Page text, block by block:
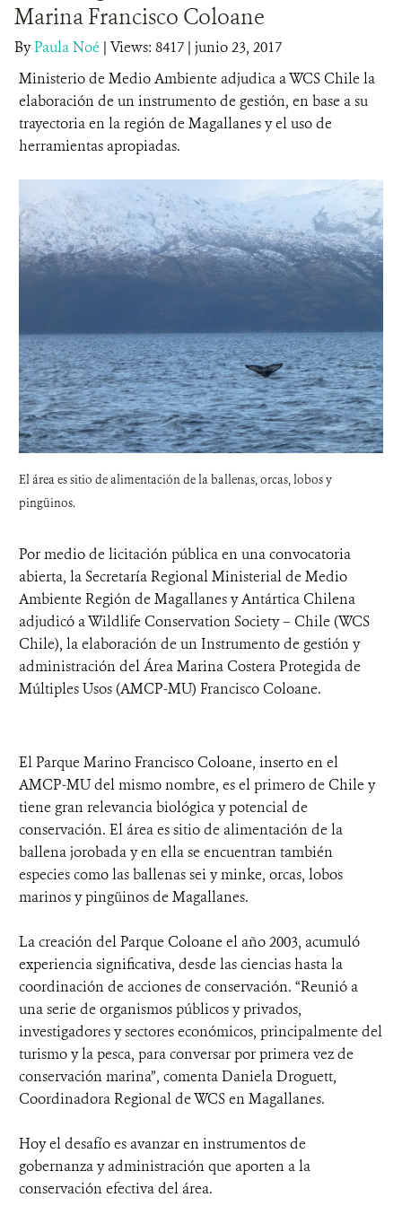
DONA
Marina Francisco Coloane
ByPaula Noé | Views: 8417 | junio 23, 2017
Ministerio de Medio Ambiente adjudica a WCS Chile la
elaboración de un instrumento de gestión, en base a su
trayectoria en la región de Magallanes y el uso de
herramientas apropiadas.
El área es sitio de alimentación de la ballenas, orcas, lobos y
pingüinos.
Por medio de licitación pública en una convocatoria
abierta, la Secretaría Regional Ministerial de Medio
Ambiente Región de Magallanes y Antártica Chilena
adjudicó a Wildlife Conservation Society – Chile (WCS
Chile), la elaboración de un Instrumento de gestión y
administración del Área Marina Costera Protegida de
Múltiples Usos (AMCP-MU) Francisco Coloane.
El Parque Marino Francisco Coloane, inserto en el
AMCP-MU del mismo nombre, es el primero de Chile y
tiene gran relevancia biológica y potencial de
conservación. El área es sitio de alimentación de la
ballena jorobada y en ella se encuentran también
especies como las ballenas sei y minke, orcas, lobos
marinos y pingüinos de Magallanes.
La creación del Parque Coloane el año 2003, acumuló
experiencia significativa, desde las ciencias hasta la
coordinación de acciones de conservación. “Reunió a
una serie de organismos públicos y privados,
investigadores y sectores económicos, principalmente del
turismo y la pesca, para conversar por primera vez de
conservación marina”, comenta Daniela Droguett,
Coordinadora Regional de WCS en Magallanes.
Hoy el desafío es avanzar en instrumentos de
gobernanza y administración que aporten a la
conservación efectiva del área.